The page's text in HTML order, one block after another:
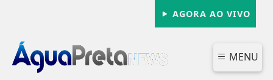
AGORA AO VIVO
MENU